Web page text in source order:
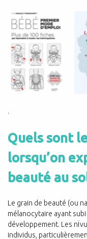
.
Quels sont
lorsqu’on
beauté au
Le grain de beauté (ou
mélanocytaire ayant
développement. Les
individus,